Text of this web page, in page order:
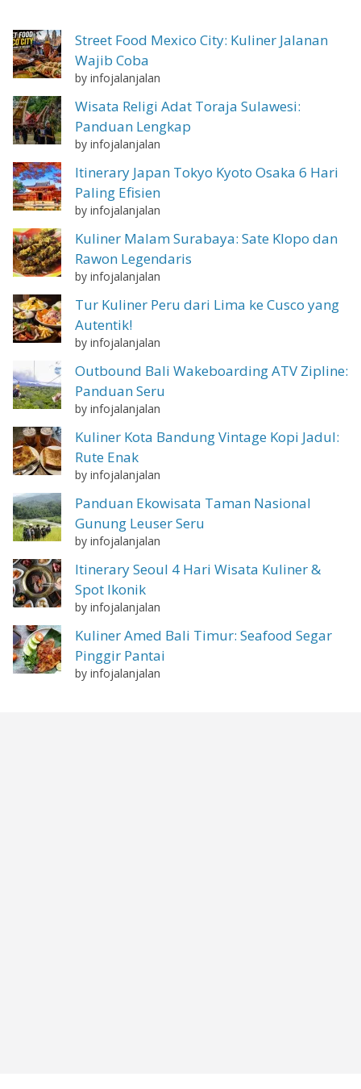
Street Food Mexico City: Kuliner Jalanan
Wajib Coba
by infojalanjalan
Wisata Religi Adat Toraja Sulawesi:
Panduan Lengkap
by infojalanjalan
Itinerary Japan Tokyo Kyoto Osaka 6 Hari
Paling Efisien
by infojalanjalan
Kuliner Malam Surabaya: Sate Klopo dan
Rawon Legendaris
by infojalanjalan
Tur Kuliner Peru dari Lima ke Cusco yang
Autentik!
by infojalanjalan
Outbound Bali Wakeboarding ATV Zipline:
Panduan Seru
by infojalanjalan
Kuliner Kota Bandung Vintage Kopi Jadul:
Rute Enak
by infojalanjalan
Panduan Ekowisata Taman Nasional
Gunung Leuser Seru
by infojalanjalan
Itinerary Seoul 4 Hari Wisata Kuliner &
Spot Ikonik
by infojalanjalan
Kuliner Amed Bali Timur: Seafood Segar
Pinggir Pantai
by infojalanjalan